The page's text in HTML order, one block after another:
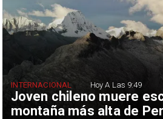
Joven chileno muere
montaña más alta de
INTERNACIONAL Hoy A Las 9:49